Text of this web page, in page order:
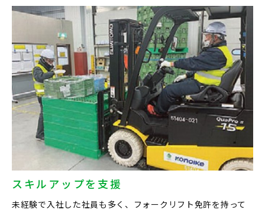
スキルアップを支援
未経験で入社した社員も多く、フォークリフト免許を持って